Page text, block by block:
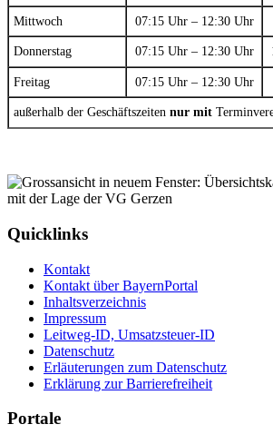
Mittwoch 07:15 Uhr – 12:30 Uhr
Donnerstag 07:15 Uhr – 12:30 Uhr
Freitag 07:15 Uhr – 12:30 Uhr
außerhalb der Geschäftszeiten nur mit
Quicklinks
Kontakt
Kontakt über BayernPortal
Inhaltsverzeichnis
Impressum
Leitweg-ID, Umsatzsteuer-ID
Datenschutz
Erläuterungen zum Datenschutz
Erklärung zur Barrierefreiheit
Portale